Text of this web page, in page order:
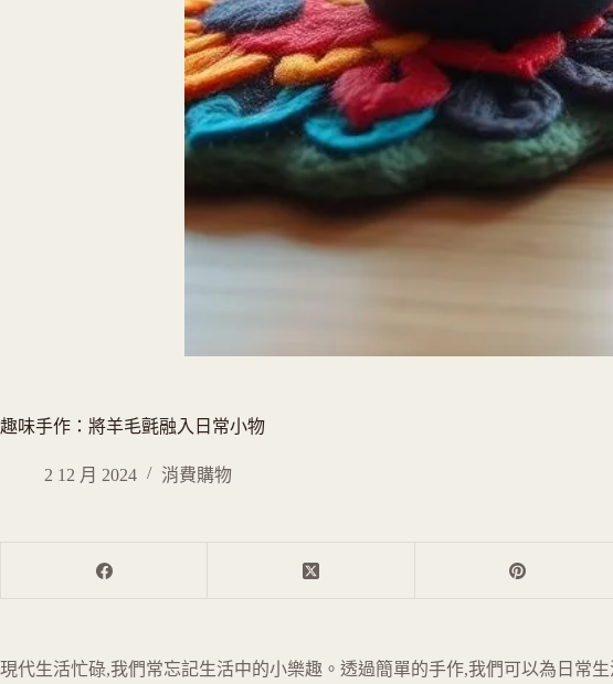
趣味手作：將羊毛氈融入日常小物
2 12 月 2024 消費購物
現代生活忙碌,我們常忘記生活中的小樂趣。透過簡單的手作,我們可以為日常生